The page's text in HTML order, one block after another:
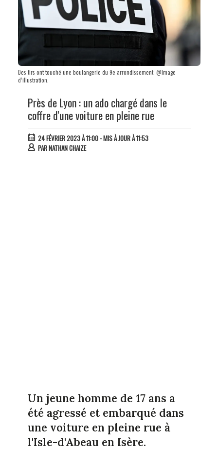
Des tirs ont touché une boulangerie du 9e arrondissement. @Image
d’illustration.
Près de Lyon : un ado chargé dans le
coffre d'une voiture en pleine rue
24 FÉVRIER 2023 À 11:00- MIS À JOUR À 11:53
PARNATHAN CHAIZE
Un jeune homme de 17 ans a
été agressé et embarqué dans
une voiture en pleine rue à
l'Isle-d'Abeau en Isère.